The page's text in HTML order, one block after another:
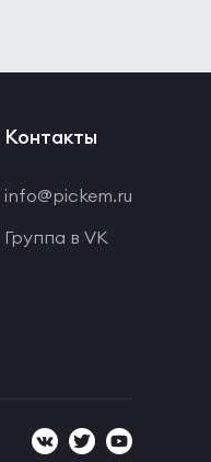
Контакты
info@pickem.ru
Группа в VK